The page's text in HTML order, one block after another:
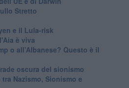
Stretto
e il Lula-risk
è viva
o all’Albanese? Questo è il
oscura del sionismo
Nazismo, Sionismo e